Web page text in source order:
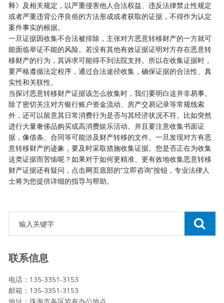
释》及相关规定，以严重侵害他人合法权益、违反法律禁止性规定
或者严重违背公序良俗的方法形成或者获取的证据，不得作为认定
案件事实的根据。
一旦证据因收集不合法被排除，主张对方恶意转移财产的一方就可
能面临举证不能的风险。若没有其他有效证据证明对方存在恶意转
移财产的行为，其诉求可能得不到法院支持。所以在收集证据时，
要严格遵循法定程序，通过合法途径收集，确保证据的合法性、真
实性和关联性。
当探讨恶意转移财产证据该怎么收集时，我们要明白这并非易事。
除了密切关注对方银行账户资金流动、房产交易记录等常规线索
外，还可以留意其日常消费行为是否与其经济状况不符。比如突然
进行大量奢侈品购买或高消费娱乐活动。并且要注意收集书面证
据，像借条、合同等可能涉及财产转移的文件。一旦发现对方有恶
意转移财产的迹象，要及时采取措施收集证据。您是否正在为收集
这类证据而苦恼呢？如果对于如何更精准、更有效地收集恶意转移
财产证据还有疑问，点击网页底部的“立即咨询”按钮，专业法律人
士将为您提供详细的指导与帮助。
联系信息
电话：135-3351-3153
邮箱：135-3351-3153